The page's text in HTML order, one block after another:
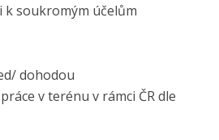
k soukromým účelům
dohodou
v terénu v rámci ČR dle